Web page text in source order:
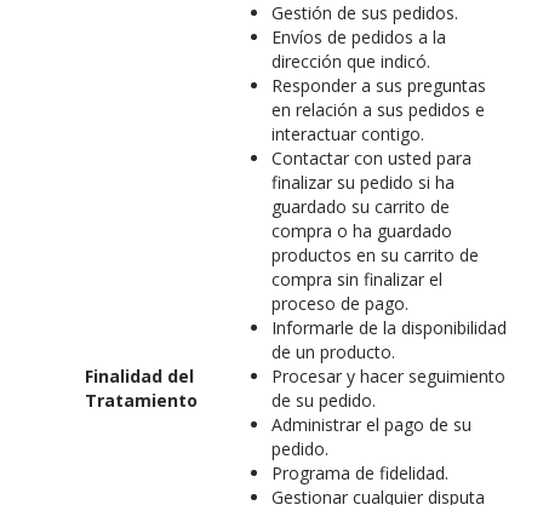
Finalidad del
Tratamiento
Gestión de sus pedidos.
Envíos de pedidos a la
dirección que indicó.
Responder a sus preguntas
en relación a sus pedidos e
interactuar contigo.
Contactar con usted para
finalizar su pedido si ha
guardado su carrito de
compra o ha guardado
productos en su carrito de
compra sin finalizar el
proceso de pago.
Informarle de la disponibilidad
de un producto.
Procesar y hacer seguimiento
de su pedido.
Administrar el pago de su
pedido.
Programa de fidelidad.
Gestionar cualquier disputa